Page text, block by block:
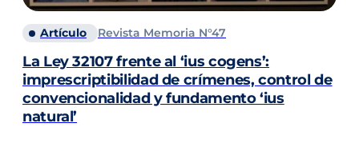
Artículo Revista Memoria N°47
La Ley 32107 frente al ‘ius cogens’:
imprescriptibilidad de crímenes, control de
convencionalidad y fundamento ‘ius
natural’